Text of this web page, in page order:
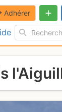
Adhérer